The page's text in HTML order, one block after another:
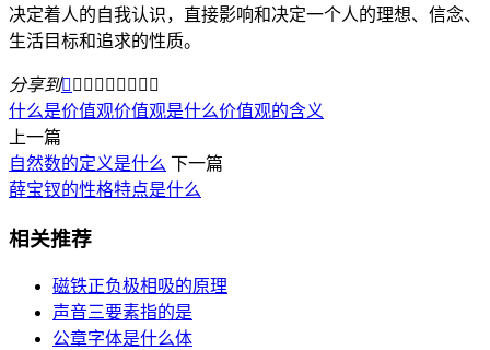
决定着人的自我认识，直接影响和决定一个人的理想、信念、
生活目标和追求的性质。
分享到        
什么是价值观价值观是什么价值观的含义
上一篇
自然数的定义是什么 下一篇
薛宝钗的性格特点是什么
相关推荐
磁铁正负极相吸的原理
声音三要素指的是
公章字体是什么体